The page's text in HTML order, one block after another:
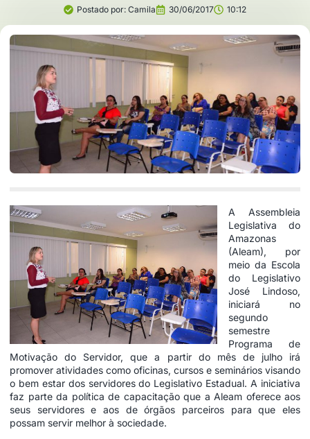
Postado por: Camila 30/06/2017 10:12
A Assembleia
Legislativa do
Amazonas
(Aleam), por
meio da Escola
do Legislativo
José Lindoso,
iniciará no
segundo
semestre
Programa de
Motivação do Servidor, que a partir do mês de julho irá
promover atividades como oficinas, cursos e seminários visando
o bem estar dos servidores do Legislativo Estadual. A iniciativa
faz parte da política de capacitação que a Aleam oferece aos
seus servidores e aos de órgãos parceiros para que eles
possam servir melhor à sociedade.